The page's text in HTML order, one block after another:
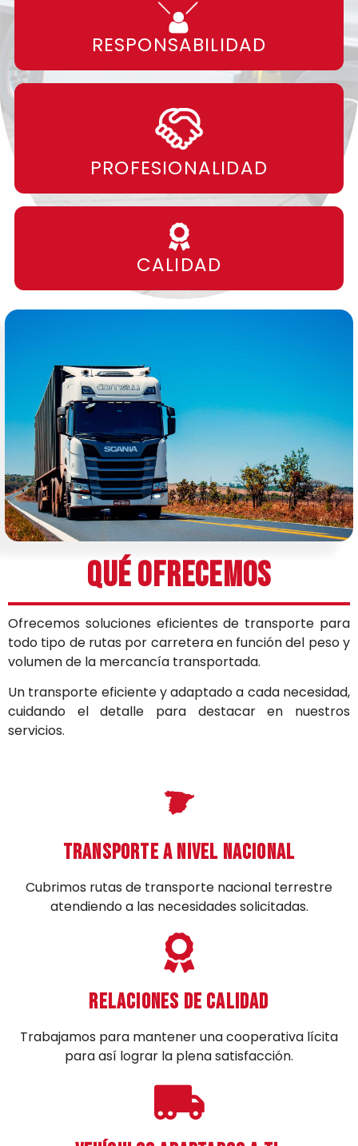
RESPONSABILIDAD
PROFESIONALIDAD
CALIDAD
Qué ofrecemos
Ofrecemos soluciones eficientes de transporte para
todo tipo de rutas por carretera en función del peso y
volumen de la mercancía transportada.
Un transporte eficiente y adaptado a cada necesidad,
cuidando el detalle para destacar en nuestros
servicios.
Transporte a nivel nacional
Cubrimos rutas de transporte nacional terrestre
atendiendo a las necesidades solicitadas.
Relaciones de calidad
Trabajamos para mantener una cooperativa lícita
para así lograr la plena satisfacción.